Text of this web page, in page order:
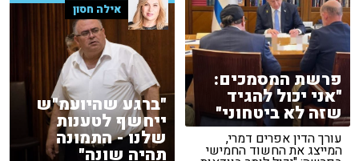
פרשת המסמכים:
"אני יכול להגיד
שזה לא ביטחוני"
עורך הדין אפרים דמרי,
המייצג את החשוד החמישי
אילה חסון
"ברגע שהיועמ"ש
ייחשף לטענות
שלנו - התמונה
תהיה שונה"